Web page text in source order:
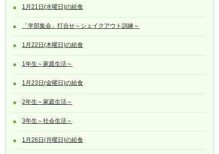
1月21日(水曜日)の給食
「学部集会」打合せ～シェイクアウト訓練～
1月22日(木曜日)の給食
1年生～家庭生活～
1月23日(金曜日)の給食
2年生～家庭生活～
3年生～社会生活～
1月26日(月曜日)の給食